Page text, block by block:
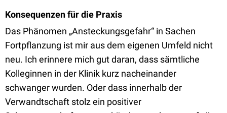
Konsequenzen für die Praxis
Das Phänomen „Ansteckungsgefahr“ in Sachen
Fortpflanzung ist mir aus dem eigenen Umfeld nicht
neu. Ich erinnere mich gut daran, dass sämtliche
Kolleginnen in der Klinik kurz nacheinander
schwanger wurden. Oder dass innerhalb der
Verwandtschaft stolz ein positiver